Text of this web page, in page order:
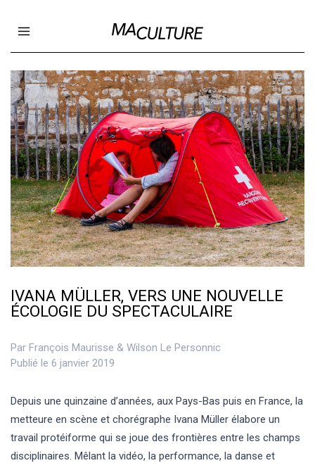
Open main menu
Ma Culture
IVANA MÜLLER, VERS UNE NOUVELLE
ÉCOLOGIE DU SPECTACULAIRE
Par François Maurisse & Wilson Le Personnic
Publié le 6 janvier 2019
Depuis une quinzaine d’années, aux Pays-Bas puis en France, la
metteure en scène et chorégraphe Ivana Müller élabore un
travail protéiforme qui se joue des frontières entre les champs
disciplinaires. Mêlant la vidéo, la performance, la danse et